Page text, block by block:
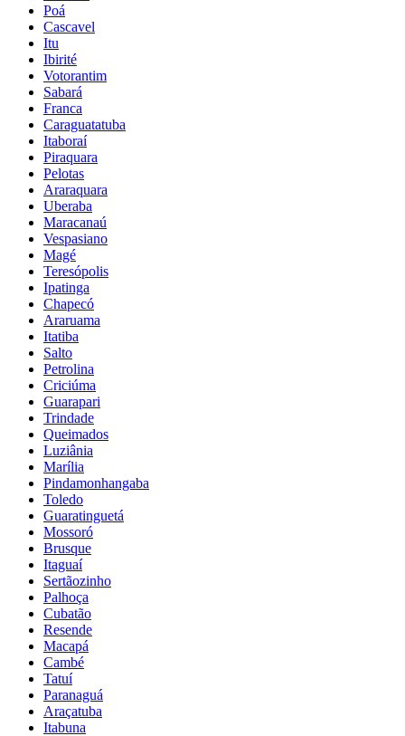
Poá
Cascavel
Itu
Ibirité
Votorantim
Sabará
Franca
Caraguatatuba
Itaboraí
Piraquara
Pelotas
Araraquara
Uberaba
Maracanaú
Vespasiano
Magé
Teresópolis
Ipatinga
Chapecó
Araruama
Itatiba
Salto
Petrolina
Criciúma
Guarapari
Trindade
Queimados
Luziânia
Marília
Pindamonhangaba
Toledo
Guaratinguetá
Mossoró
Brusque
Itaguaí
Sertãozinho
Palhoça
Cubatão
Resende
Macapá
Cambé
Tatuí
Paranaguá
Araçatuba
Itabuna